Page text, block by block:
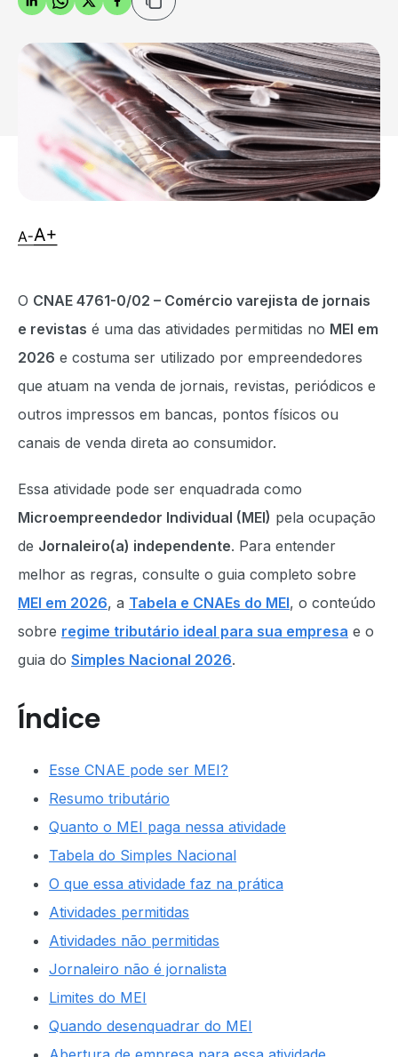
O CNAE 4761-0/02 – Comércio varejista de jornais
e revistas é uma das atividades permitidas no MEI em
2026 e costuma ser utilizado por empreendedores
que atuam na venda de jornais, revistas, periódicos e
outros impressos em bancas, pontos físicos ou
canais de venda direta ao consumidor.
Essa atividade pode ser enquadrada como
Microempreendedor Individual (MEI) pela ocupação
de Jornaleiro(a) independente. Para entender
melhor as regras, consulte o guia completo sobre
MEI em 2026, a Tabela e CNAEs do MEI, o conteúdo
sobre regime tributário ideal para sua empresa e o
guia do Simples Nacional 2026.
Índice
Esse CNAE pode ser MEI?
Resumo tributário
Quanto o MEI paga nessa atividade
Tabela do Simples Nacional
O que essa atividade faz na prática
Atividades permitidas
Atividades não permitidas
Jornaleiro não é jornalista
Limites do MEI
Quando desenquadrar do MEI